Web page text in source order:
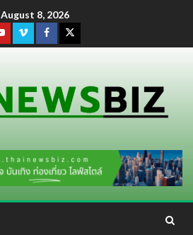
August 8, 2026